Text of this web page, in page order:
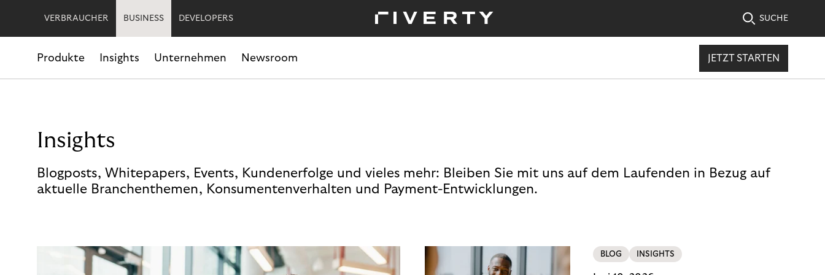
VERBRAUCHER BUSINESS DEVELOPERS SUCHE
Produkte Insights Unternehmen Newsroom JETZT STARTEN
Insights
Blogposts, Whitepapers, Events, Kundenerfolge und vieles mehr: Bleiben Sie mit uns auf dem Laufenden in Bezug auf
aktuelle Branchenthemen, Konsumentenverhalten und Payment-Entwicklungen.
BLOG INSIGHTS